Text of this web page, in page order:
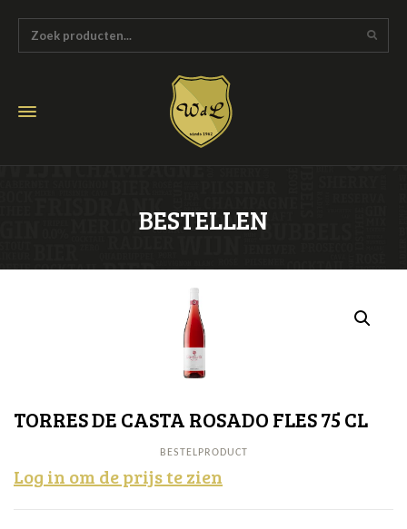
BESTELLEN
TORRES DE CASTA ROSADO FLES 75 CL
BESTELPRODUCT
Log in om de prijs te zien